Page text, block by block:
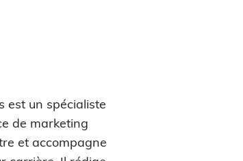
est un spécialiste
de marketing
et accompagne